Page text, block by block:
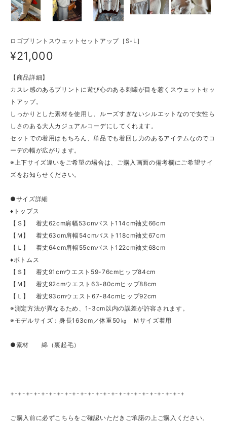
ロゴプリントスウェットセットアップ［S-L］
¥21,000
【商品詳細】
カスレ感のあるプリントに遊び心のある刺繍が目を惹くスウェットセッ
トアップ。
しっかりとした素材を使用し、ルーズすぎないシルエットなので女性ら
しさのある大人カジュアルコーデにしてくれます。
セットでの着用はもちろん、単品でも着回し力のあるアイテムなのでコ
ーデの幅が広がります。
※上下サイズ違いをご希望の場合は、ご購入画面の備考欄にご希望サイ
ズをお知らせください。
●サイズ詳細
♦トップス
【Ｓ】 着丈62cm肩幅53cmバスト114cm袖丈66cm
【Ｍ】 着丈63cm肩幅54cmバスト118cm袖丈67cm
【Ｌ】 着丈64cm肩幅55cmバスト122cm袖丈68cm
♦ボトムス
【Ｓ】 着丈91cmウエスト59-76cmヒップ84cm
【Ｍ】 着丈92cmウエスト63-80cmヒップ88cm
【Ｌ】 着丈93cmウエスト67-84cmヒップ92cm
※測定方法が異なるため、1-3cm以内の誤差が許容されます。
※モデルサイズ：身長163cm／体重50㎏ Ｍサイズ着用
●素材 綿（裏起毛）
+-+-+-+-+-+-+-+-+-+-+-+-+-+-+-+-+-+-+-+-+-+-+
ご購入前に必ずこちらをご確認いただきご承諾の上ご購入ください。